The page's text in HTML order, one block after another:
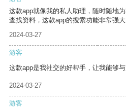
这款app就像我的私人助理，随时随地
查找资料，这款app的搜索功能非常强
2024-03-27
游客
这款app是我社交的好帮手，让我能够
2024-03-27
游客